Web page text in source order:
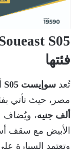
فئتها
تُعد سوإيست S05
مصر، حيث تأتي
ألف جنيه، ويُضاف
الأبيض مع سقف